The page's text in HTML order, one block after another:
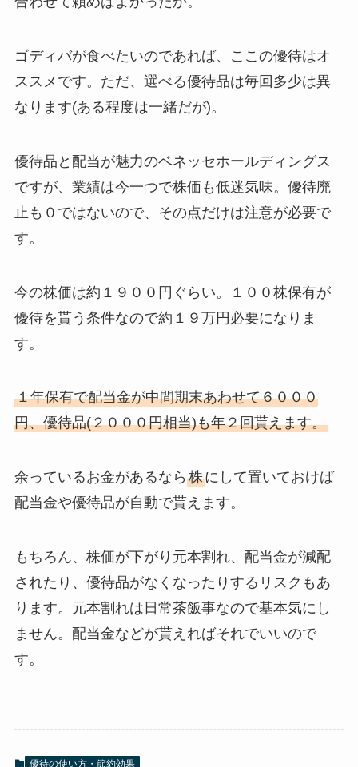
ゴディバが食べたいのであれば、ここの優待はオ
ススメです。ただ、選べる優待品は毎回多少は異
なります(ある程度は一緒だが)。
優待品と配当が魅力のベネッセホールディングス
ですが、業績は今一つで株価も低迷気味。優待廃
止も０ではないので、その点だけは注意が必要で
す。
今の株価は約１９００円ぐらい。１００株保有が
優待を貰う条件なので約１９万円必要になりま
す。
１年保有で配当金が中間期末あわせて６０００
円、優待品(２０００円相当)も年２回貰えます。
余っているお金があるなら 株にして置いておけば
配当金や優待品が自動で貰えます。
もちろん、株価が下がり元本割れ、配当金が減配
されたり、優待品がなくなったりするリスクもあ
ります。元本割れは日常茶飯事なので基本気にし
ません。配当金などが貰えればそれでいいので
す。
優待の使い方・節約効果